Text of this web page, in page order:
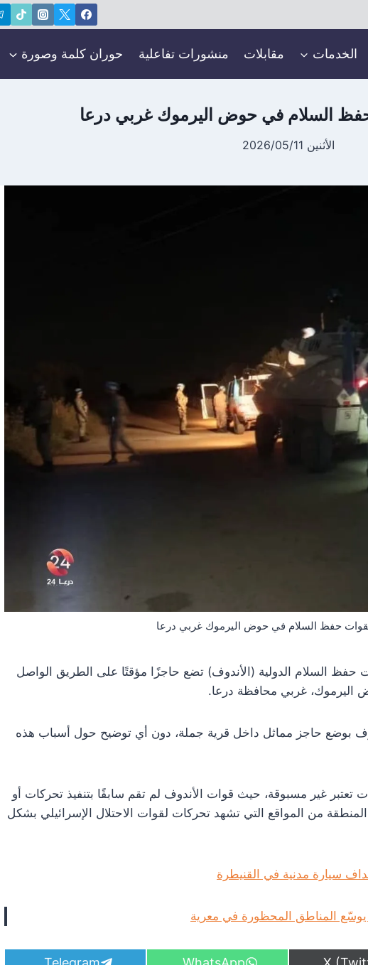
الخدمات مقابلات منشورات تفاعلية حوران كلمة وصورة
حفظ السلام في حوض اليرموك غربي درعا
الأثنين 2026/05/11
لقوات حفظ السلام في حوض اليرموك غربي درعا
تابعة لقوات حفظ السلام الدولية (الأندوف) تضع حاجزًا مؤقتًا على الطريق الواصل
اليرموك، غربي محافظة درعا.
بوضع حاجز مماثل داخل قرية جملة، دون أي توضيح حول أسباب هذه
تعتبر غير مسبوقة، حيث قوات الأندوف لم تقم سابقًا بتنفيذ تحركات أو
من المواقع التي تشهد تحركات لقوات الاحتلال الإسرائيلي بشكل
سيارة مدنية في القنيطرة
المناطق المحظورة في معرية
S
S